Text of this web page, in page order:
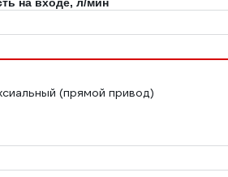
(прямой привод)